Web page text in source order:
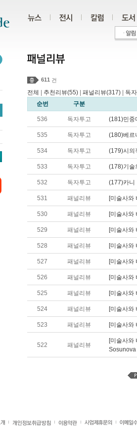
611 건
전체 추천리뷰(55) 패널리뷰(317)
독
순번
구분
536 독자투고 (181)민중
535 독자투고 (180)베르
534 독자투고 (179)시의
533 독자투고 (178)기술
532 독자투고 (177)카니
531 패널리뷰 [미술사와
530 패널리뷰 [미술사와
529 패널리뷰 [미술사와
528 패널리뷰 [미술사와
527 패널리뷰 [미술사와
526 패널리뷰 [미술사와
525 패널리뷰 [미술사와
524 패널리뷰 [미술사와
523 패널리뷰 [미술사와
522 패널리뷰
[미술사와
Sosunova